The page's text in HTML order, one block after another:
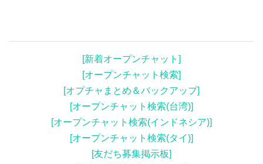
[新着オープンチャット]
[オープンチャット検索]
[オプチャまとめ＆バックアップ]
[オープンチャット検索(台湾)]
[オープンチャット検索(インドネシア)]
[オープンチャット検索(タイ)]
[友だち募集掲示板]